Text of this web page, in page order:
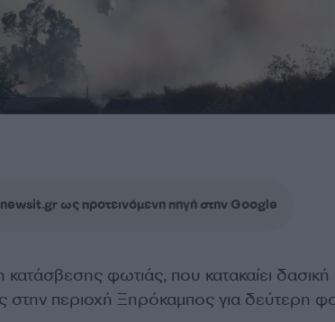
ως προτεινόμενη πηγή στην Google
κατάσβεσης φωτιάς, που κατακαίει δασική
στην περιοχή Ξηρόκαμπος για δεύτερη